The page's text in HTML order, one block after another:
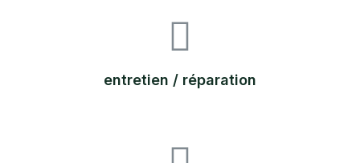
entretien / réparation